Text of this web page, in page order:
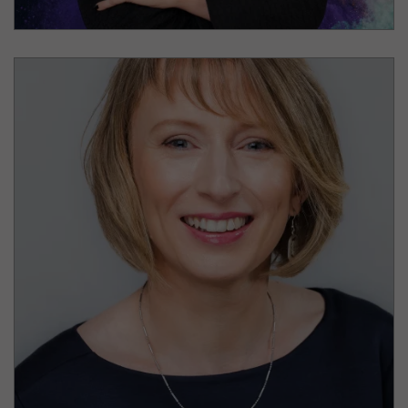
Lydia Schubert
Leipziger Oper
Geschäftsführende Intendantin und
Verwaltungsdirektorin
Laufzeit: 2 Jahre
Datenschutzerklärung
(Google Analytics)
Verhindert, dass in zu schneller Folge Daten an
den Analytics Server übertragen werden.
Laufzeit: 1 Tag
Anbieter: Google
Datenschutzerklärung
(Google Analytics)
Speichert für jeden Besucher der Website eine
anonyme ID. Anhand der ID können
Seitenaufrufe einem Besucher zugeordnet
werden.